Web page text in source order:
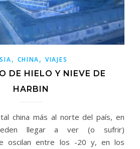
, CHINA,VIAJES
DE HIELO Y NIEVE DE
HARBIN
china más al norte del país, en
llegar a ver (o sufrir)
oscilan entre los -20 y, en los